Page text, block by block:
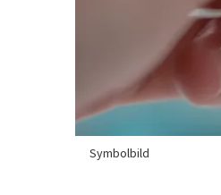
Symbolbild